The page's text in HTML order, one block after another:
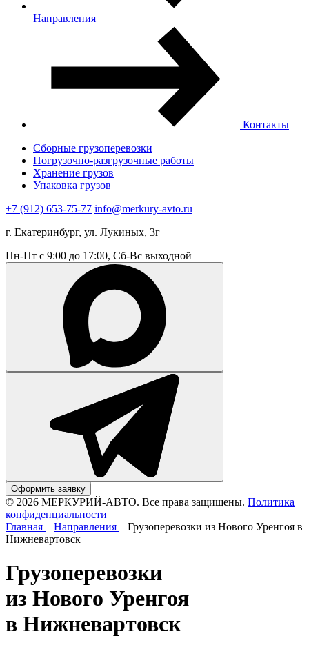
Направления
Контакты
Сборные грузоперевозки
Погрузочно-разгрузочные работы
Хранение грузов
Упаковка грузов
+7 (912) 653-75-77 info@merkury-avto.ru
г. Екатеринбург, ул. Лукиных, 3г
Пн-Пт с 9:00 до 17:00, Сб-Вс выходной
Оформить заявку
© 2026 МЕРКУРИЙ-АВТО. Все права защищены. Политика
конфиденциальности
Главная
Направления
Грузоперевозки из Нового Уренгоя в
Нижневартовск
Грузоперевозки
из Нового Уренгоя
в Нижневартовск